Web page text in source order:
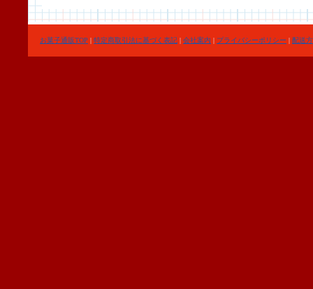
お菓子通販TOP | 特定商取引法に基づく表記 | 会社案内 | プライバシーポリシー | 配送